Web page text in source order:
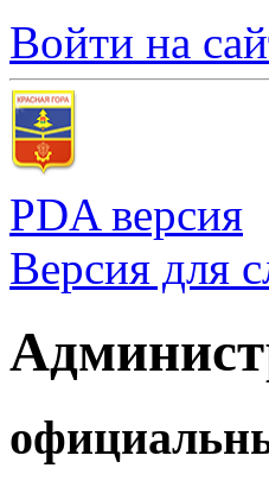
Войти на
PDA версия
Версия для